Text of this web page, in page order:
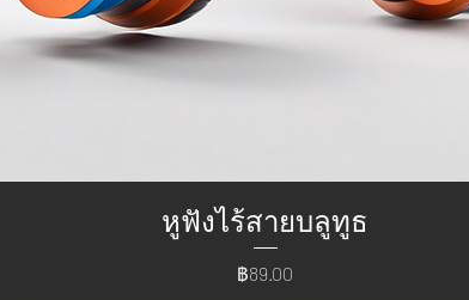
หูฟังไร้สายบลูทูธ
ราคา
฿89.00